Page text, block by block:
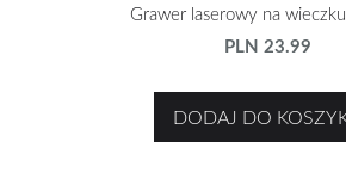
Grawer laserowy na
PLN 23.99
DODAJ DO